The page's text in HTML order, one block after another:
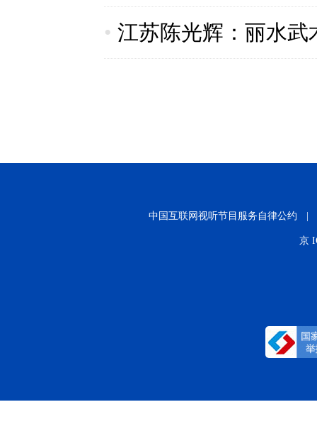
• 江苏陈光辉：丽水
中国互联网视听节目服务自律公约
京